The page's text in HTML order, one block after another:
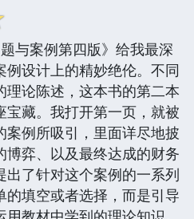
与案例第四版》给我最深
设计上的精妙绝伦。不同
论陈述，这本书的第二本
宝藏。我打开第一页，就被
例所吸引，里面详尽地披
博弈、以及最终达成的财务
了针对这个案例的一系列
的填空或者选择，而是引导